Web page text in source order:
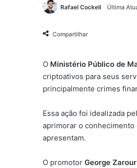
Rafael Cockell Última
Compartilhar
O Ministério Público de
criptoativos para seus
principalmente crimes
Essa ação foi idealizada
aprimorar o
apresentam.
O promotor George